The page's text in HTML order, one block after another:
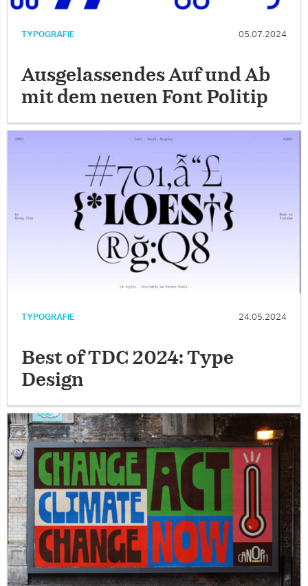
TYPOGRAFIE 05.07.2024
Ausgelassendes Auf und Ab
mit dem neuen Font Politip
TYPOGRAFIE 24.05.2024
Best of TDC 2024: Type
Design